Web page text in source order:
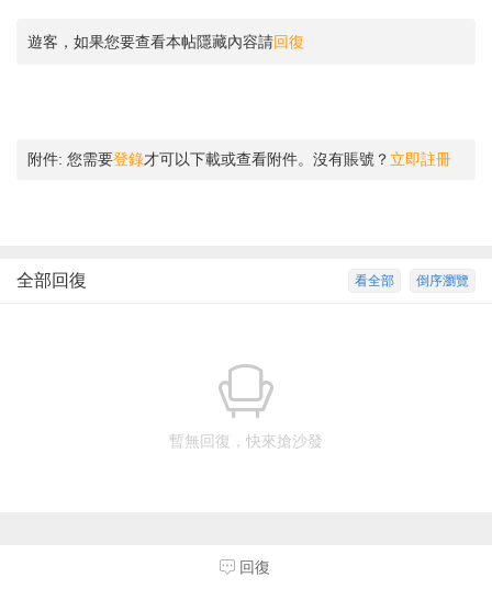
遊客，如果您要查看本帖隱藏內容請回復
附件: 您需要登錄才可以下載或查看附件。沒有賬號？ 立即註冊
倒序瀏覽
看全部
全部回復
暫無回復，快來搶沙發
回復